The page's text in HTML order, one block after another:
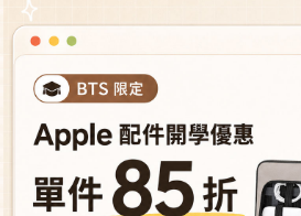
iPhone 15 Pro
TITANGUARD鋼化玻璃保護
貼-亮面
NT$390
NT$780